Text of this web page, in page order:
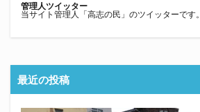
管理人ツイッター
当サイト管理人「高志の民」のツイッターです。
最近の投稿